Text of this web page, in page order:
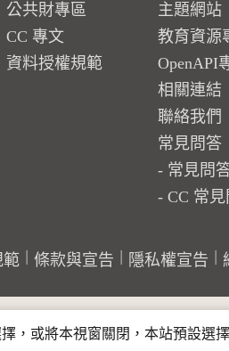
公共財專區
CC 專文
資料授權規範
主題網站
教育資源
OpenAPI
相關連結
聯絡我們
常見問答
常見問
CC 常
範 條款與宣告 隱私權宣告
，或將本視窗關閉，本站預設選